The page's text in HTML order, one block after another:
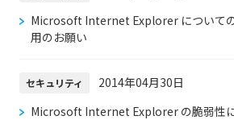
Microsoft Internet Explorer について
用のお願い
セキュリティ
2014年04月30日
Microsoft Internet Explorer の脆弱性